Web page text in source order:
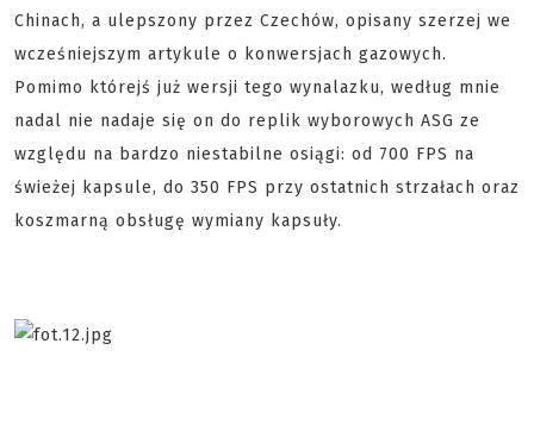
Chinach, a ulepszony przez Czechów, opisany szerzej we
wcześniejszym artykule o konwersjach gazowych.
Pomimo którejś już wersji tego wynalazku, według mnie
nadal nie nadaje się on do replik wyborowych ASG ze
względu na bardzo niestabilne osiągi: od 700 FPS na
świeżej kapsule, do 350 FPS przy ostatnich strzałach oraz
koszmarną obsługę wymiany kapsuły.